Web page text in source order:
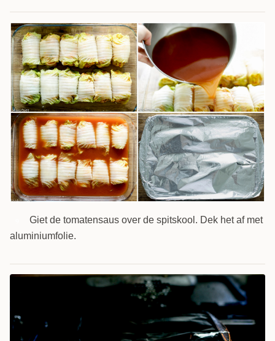
Giet de tomatensaus over de spitskool. Dek het af met
aluminiumfolie.